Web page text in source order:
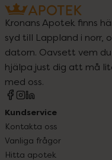
Kronans Apotek finns
syd till Lappland i norr,
datorn. Oavsett vem
hjälpa just dig att må
med oss.
Kundservice
Kontakta oss
Vanliga frågor
Hitta apotek